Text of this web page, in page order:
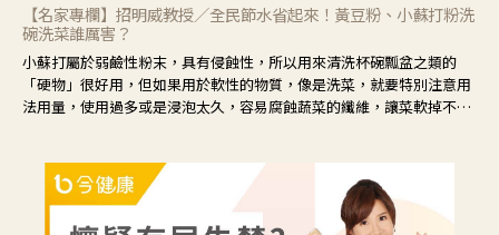
【名家專欄】招明威教授／全民節水省起來！黃豆粉、小蘇打粉洗
碗洗菜誰厲害？
小蘇打屬於弱鹼性粉末，具有侵蝕性，所以用來清洗杯碗瓢盆之類的
「硬物」很好用，但如果用於軟性的物質，像是洗菜，就要特別注意用
法用量，使用過多或是浸泡太久，容易腐蝕蔬菜的纖維，讓菜軟掉不清